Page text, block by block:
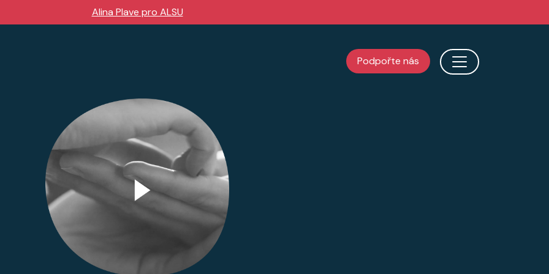
Alina Plave pro ALSU
Podpořte nás